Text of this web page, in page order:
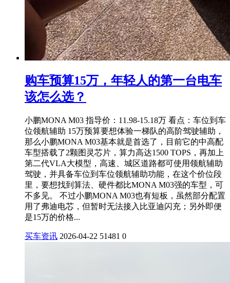
购车预算15万，年轻人的第一台电车
该怎么选？
小鹏MONA M03 指导价：11.98-15.18万 看点：车位到车
位领航辅助 15万预算要想体验一梯队的高阶驾驶辅助，
那么小鹏MONA M03基本就是首选了，目前它的中高配
车型搭载了2颗图灵芯片，算力高达1500 TOPS，再加上
第二代VLA大模型，高速、城区道路都可使用领航辅助
驾驶，并具备车位到车位领航辅助功能，在这个价位段
里，要想找到算法、硬件都比MONA M03强的车型，可
不多见。 不过小鹏MONA M03也有短板，虽然部分配置
用了弗迪电芯，但暂时无法接入比亚迪闪充；另外即便
是15万的价格...
买车资讯 2026-04-22 51481 0